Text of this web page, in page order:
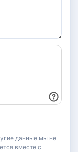
данные мы не
вместе с